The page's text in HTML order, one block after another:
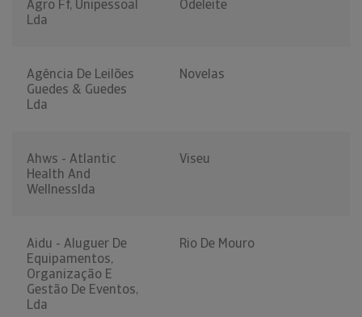
Agro Ff, Unipessoal
Lda
Odeleite
Agência De Leilões
Guedes & Guedes
Lda
Novelas
Ahws - Atlantic
Health And
Wellnesslda
Viseu
Aidu - Aluguer De
Equipamentos,
Organização E
Gestão De Eventos,
Lda
Rio De Mouro